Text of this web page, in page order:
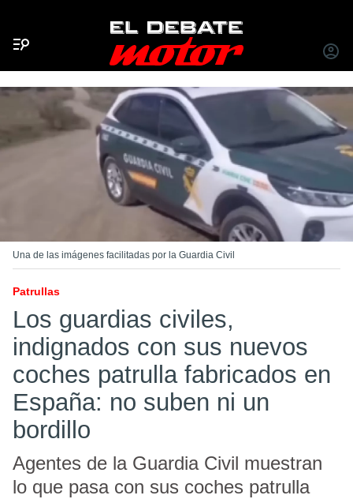
INICIAR
Una de las imágenes facilitadas por la Guardia Civil
Patrullas
Los guardias civiles,
indignados con sus nuevos
coches patrulla fabricados en
España: no suben ni un
bordillo
Agentes de la Guardia Civil muestran
lo que pasa con sus coches patrulla